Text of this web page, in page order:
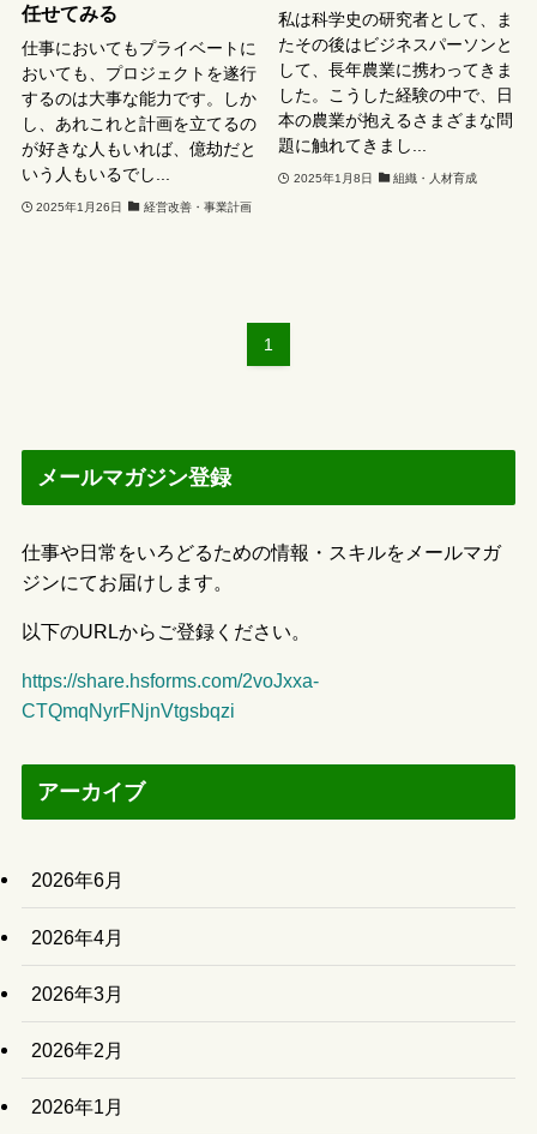
任せてみる
仕事においてもプライベートに
おいても、プロジェクトを遂行
するのは大事な能力です。しか
し、あれこれと計画を立てるの
が好きな人もいれば、億劫だと
いう人もいるでし...
2025年1月26日 経営改善・事業計画
私は科学史の研究者として、ま
たその後はビジネスパーソンと
して、長年農業に携わってきま
した。こうした経験の中で、日
本の農業が抱えるさまざまな問
題に触れてきまし...
2025年1月8日 組織・人材育成
1
メールマガジン登録
仕事や日常をいろどるための情報・スキルをメールマガ
ジンにてお届けします。
以下のURLからご登録ください。
https://share.hsforms.com/2voJxxa-
CTQmqNyrFNjnVtgsbqzi
アーカイブ
2026年6月
2026年4月
2026年3月
2026年2月
2026年1月